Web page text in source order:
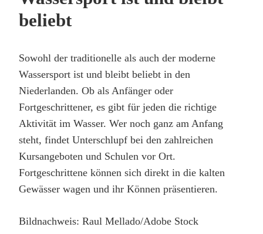
beliebt
Sowohl der traditionelle als auch der moderne
Wassersport ist und bleibt beliebt in den
Niederlanden. Ob als Anfänger oder
Fortgeschrittener, es gibt für jeden die richtige
Aktivität im Wasser. Wer noch ganz am Anfang
steht, findet Unterschlupf bei den zahlreichen
Kursangeboten und Schulen vor Ort.
Fortgeschrittene können sich direkt in die kalten
Gewässer wagen und ihr Können präsentieren.
Bildnachweis: Raul Mellado/Adobe Stock